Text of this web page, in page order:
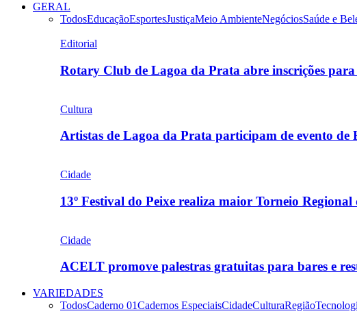
GERAL
TodosEducaçãoEsportesJustiçaMeio AmbienteNegóciosSaúde e
Editorial
Rotary Club de Lagoa da Prata abre inscrições
Cultura
Artistas de Lagoa da Prata participam de evento
Cidade
13º Festival do Peixe realiza maior Torneio Regional
Cidade
ACELT promove palestras gratuitas para bares e
VARIEDADES
TodosCaderno 01Cadernos EspeciaisCidadeCulturaRegião